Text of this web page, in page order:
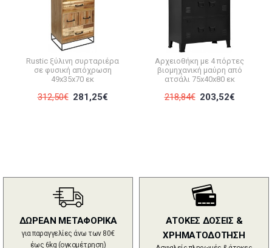
Rustic ξύλινη συρταριέρα
σε φυσική απόχρωση
49x35x70 εκ
312,50€ 281,25€
Αρχειοθήκη με 4 πόρτες
βιομηχανική μαύρη από
ατσάλι 75x40x80 εκ
218,84€ 203,52€
ΔΩΡΕΑΝ ΜΕΤΑΦΟΡΙΚΑ
για παραγγελίες άνω των 80€
έως 6kg (ογκομέτρηση)
ΑΤΟΚΕΣ ΔΟΣΕΙΣ &
ΧΡΗΜΑΤΟΔΟΤΗΣΗ